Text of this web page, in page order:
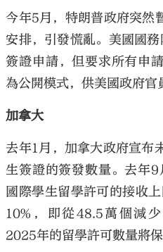
今年5月，特朗普政府突然
安排，引發慌亂。美國國
簽證申請，但要求所有申
為公開模式，供美國政府官
加拿大
去年1月，加拿大政府宣布
生簽證的簽發數量。去年
國際學生留學許可的接收
10%，即從48.5萬個減
2025年的留學許可數量將保